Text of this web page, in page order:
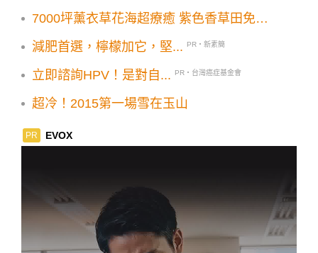
7000坪薰衣草花海超療癒 紫色香草田免費
減肥首選，檸檬加它，堅...
PR・新素簡
立即諮詢HPV！是對自... PR・台灣癌症基金會
超冷！2015第一場雪在玉山
PR EVOX